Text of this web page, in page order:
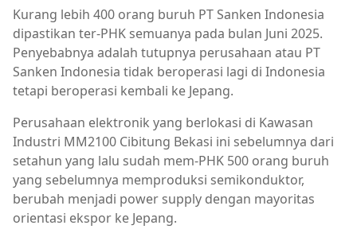
Kurang lebih 400 orang buruh PT Sanken Indonesia
dipastikan ter-PHK semuanya pada bulan Juni 2025.
Penyebabnya adalah tutupnya perusahaan atau PT
Sanken Indonesia tidak beroperasi lagi di Indonesia
tetapi beroperasi kembali ke Jepang.
Perusahaan elektronik yang berlokasi di Kawasan
Industri MM2100 Cibitung Bekasi ini sebelumnya dari
setahun yang lalu sudah mem-PHK 500 orang buruh
yang sebelumnya memproduksi semikonduktor,
berubah menjadi power supply dengan mayoritas
orientasi ekspor ke Jepang.